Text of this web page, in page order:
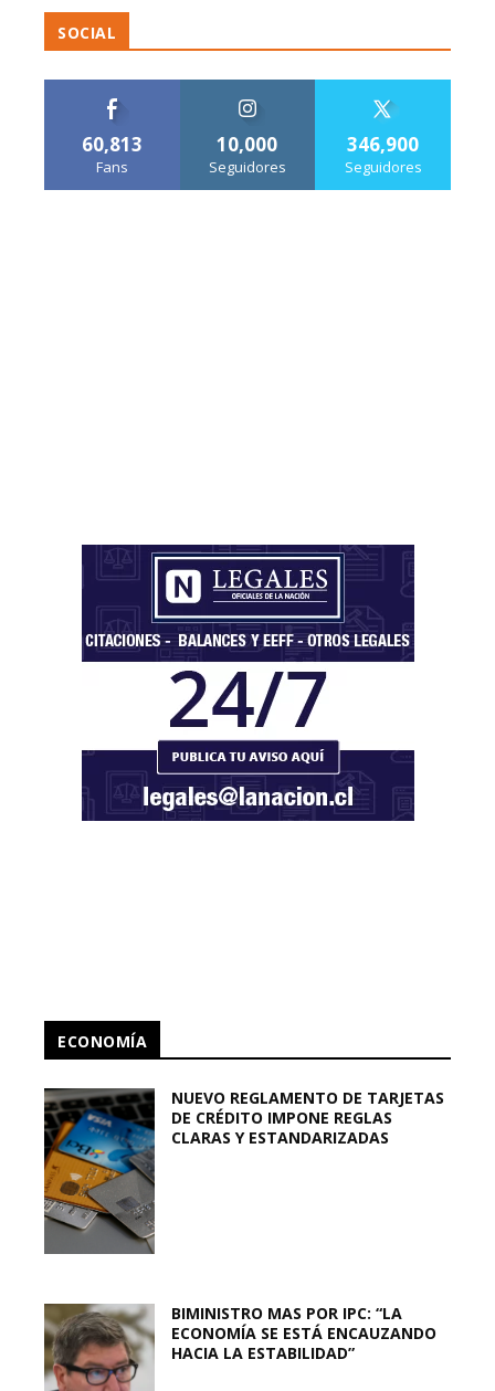
SOCIAL
60,813
Fans
10,000
Seguidores
346,900
Seguidores
ECONOMÍA
NUEVO REGLAMENTO DE TARJETAS
DE CRÉDITO IMPONE REGLAS
CLARAS Y ESTANDARIZADAS
BIMINISTRO MAS POR IPC: “LA
ECONOMÍA SE ESTÁ ENCAUZANDO
HACIA LA ESTABILIDAD”